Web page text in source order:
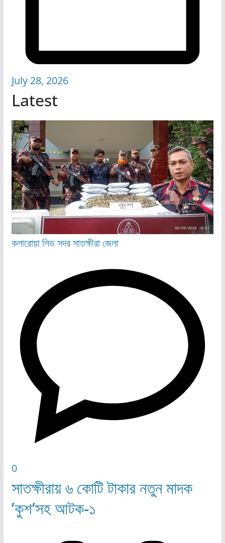
July 28, 2026
Latest
কলারোয়ালিডসদরসাতক্ষীরা জেলা
0
সাতক্ষীরায় ৬ কোটি টাকার নতুন মাদক
’কুশ’সহ আটক-১